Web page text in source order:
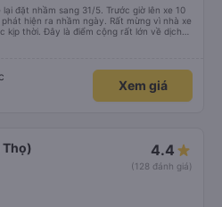
đặt nhầm sang 31/5. Trước giờ lên xe 10
hiện ra nhầm ngày. Rất mừng vì nhà xe
kịp thời. Đây là điểm cộng rất lớn về dịch
mình có một số thông tin hữu ích khi đến
Xem giá
Thọ) 4.4
(128 đánh giá)